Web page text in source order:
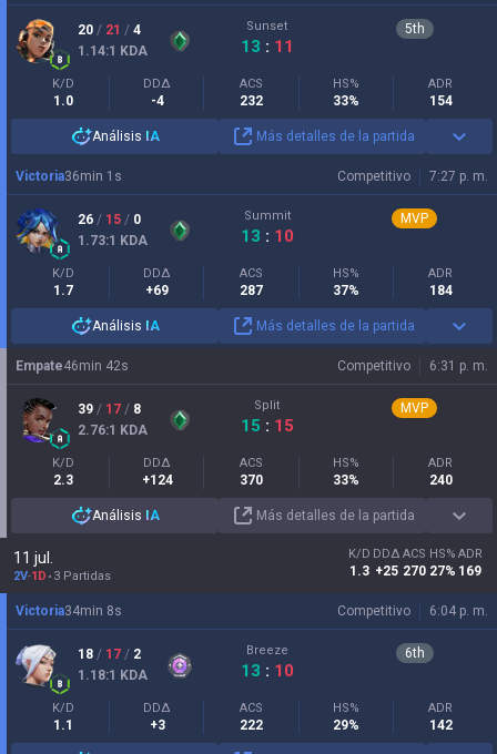
20 / 21 / 4
1.14:1 KDA
Sunset
13 : 11
5th
K/D
1.0
DDΔ
-4
ACS
232
HS%
33%
ADR
154
Análisis IA Más detalles de la partida
Competitivo 7:27 p. m.
Victoria36min 1 s
26 / 15 / 0
1.73:1 KDA
Summit
13 : 10
MVP
K/D
1.7
DDΔ
+69
ACS
287
HS%
37%
ADR
184
Análisis IA Más detalles de la partida
Competitivo 6:31 p. m.
Empate46min 42s
39 / 17 / 8
2.76:1 KDA
Split
15 : 15
MVP
K/D
2.3
DDΔ
+124
ACS
370
HS%
33%
ADR
240
Análisis IA Más detalles de la partida
11 jul.
2V-1D 3 Partidas
K/D
1.3
DDΔ
+25
ACS
270
HS%
27%
ADR
169
Competitivo 6:04 p. m.
Victoria34min 8s
18 / 17 / 2
1.18:1 KDA
Breeze
13 : 10
6th
K/D
1.1
DDΔ
+3
ACS
222
HS%
29%
ADR
142